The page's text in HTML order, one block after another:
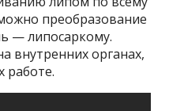
преобразование
— липосаркому.
внутренних органах,
работе.